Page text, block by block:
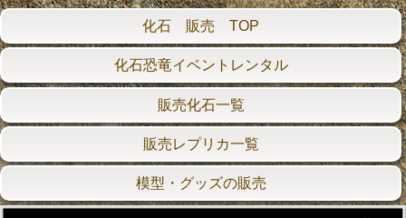
化石 販売 TOP
化石恐竜イベントレンタル
販売化石一覧
販売レプリカ一覧
模型・グッズの販売